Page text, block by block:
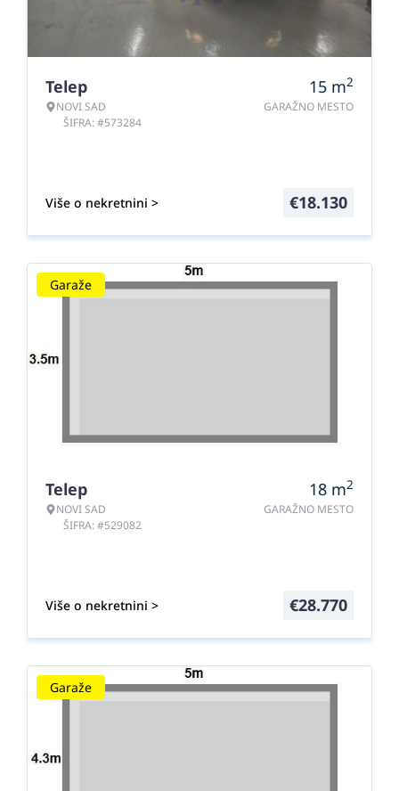
Telep
NOVI SAD
ŠIFRA: #573284
15 m2
GARAŽNO MESTO
Više o nekretnini > €18.130
Garaže
Telep
NOVI SAD
ŠIFRA: #529082
18 m2
GARAŽNO MESTO
Više o nekretnini > €28.770
Garaže